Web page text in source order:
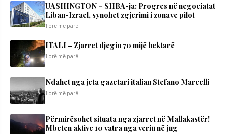
UASHINGTON – SHBA-ja: Progres në negociatat
Liban-Izrael, synohet zgjerimi i zonave pilot
1 orë më parë
ITALI – Zjarret djegin 70 mijë hektarë
1 orë më parë
Ndahet nga jeta gazetari italian Stefano Marcelli
1 orë më parë
Përmirësohet situata nga zjarret në Mallakastër!
Mbeten aktive 10 vatra nga veriu në jug